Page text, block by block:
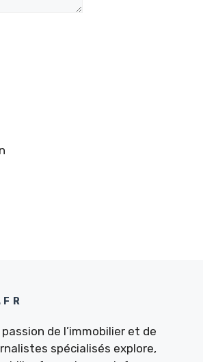
de l’immobilier et de
spécialisés explore,